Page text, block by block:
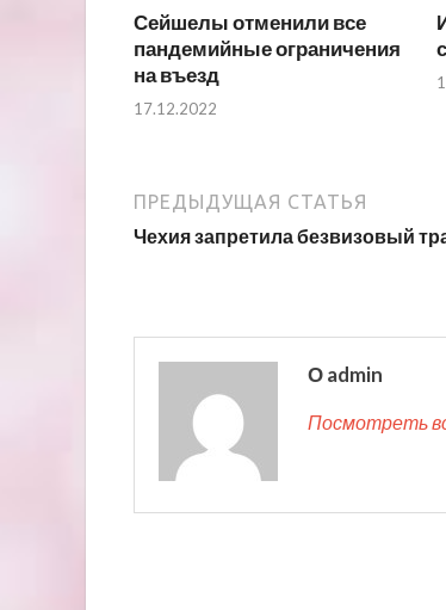
Сейшелы отменили все
пандемийные ограничения
на въезд
17.12.2022
ПРЕДЫДУЩАЯ СТАТЬЯ
Чехия запретила безвизовый
О admin
Посмотреть